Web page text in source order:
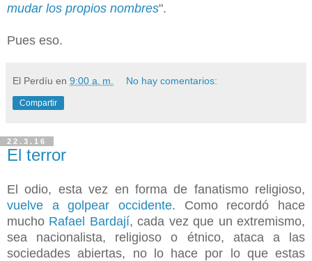
mudar los propios nombres".
Pues eso.
El Perdíu en 9:00 a. m. No hay comentarios:
Compartir
22.3.16
El terror
El odio, esta vez en forma de fanatismo religioso,
vuelve a golpear occidente. Como recordó hace
mucho Rafael Bardají, cada vez que un extremismo,
sea nacionalista, religioso o étnico, ataca a las
sociedades abiertas, no lo hace por lo que estas